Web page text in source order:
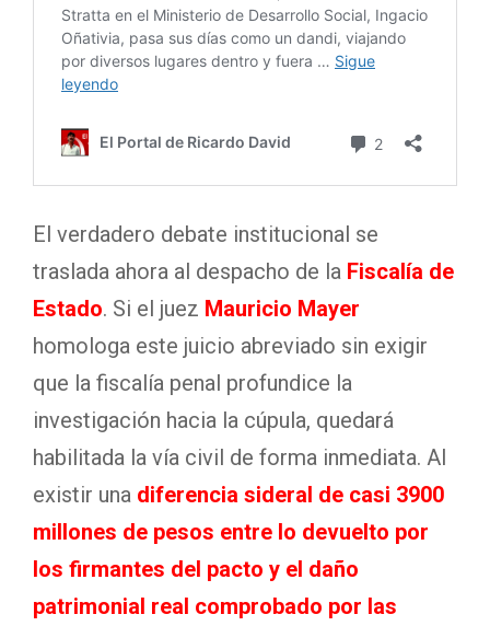
El verdadero debate institucional se
traslada ahora al despacho de la Fiscalía de
Estado. Si el juez Mauricio Mayer
homologa este juicio abreviado sin exigir
que la fiscalía penal profundice la
investigación hacia la cúpula, quedará
habilitada la vía civil de forma inmediata. Al
existir una diferencia sideral de casi 3900
millones de pesos entre lo devuelto por
los firmantes del pacto y el daño
patrimonial real comprobado por las